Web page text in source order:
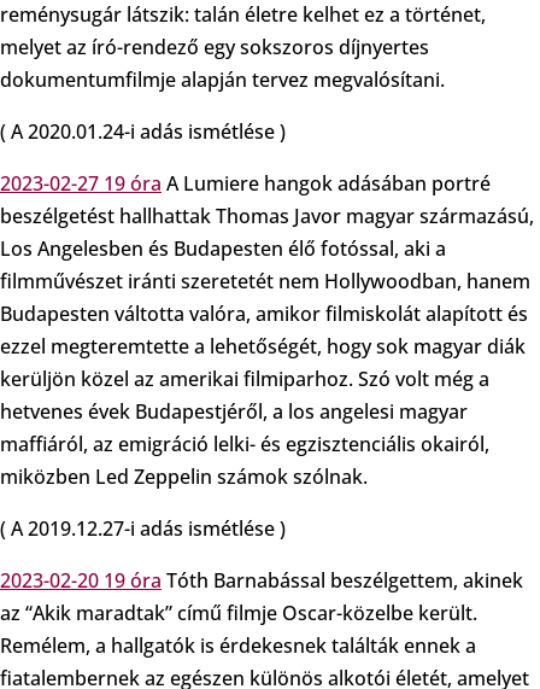
reménysugár látszik: talán életre kelhet ez a történet,
melyet az író-rendező egy sokszoros díjnyertes
dokumentumfilmje alapján tervez megvalósítani.
( A 2020.01.24-i adás ismétlése )
2023-02-27 19 óra A Lumiere hangok adásában portré
beszélgetést hallhattak Thomas Javor magyar származású,
Los Angelesben és Budapesten élő fotóssal, aki a
filmművészet iránti szeretetét nem Hollywoodban, hanem
Budapesten váltotta valóra, amikor filmiskolát alapított és
ezzel megteremtette a lehetőségét, hogy sok magyar diák
kerüljön közel az amerikai filmiparhoz. Szó volt még a
hetvenes évek Budapestjéről, a los angelesi magyar
maffiáról, az emigráció lelki- és egzisztenciális okairól,
miközben Led Zeppelin számok szólnak.
( A 2019.12.27-i adás ismétlése )
2023-02-20 19 óra Tóth Barnabással beszélgettem, akinek
az “Akik maradtak” című filmje Oscar-közelbe került.
Remélem, a hallgatók is érdekesnek találták ennek a
fiatalembernek az egészen különös alkotói életét, amelyet